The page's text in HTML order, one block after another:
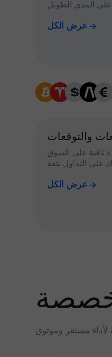
عرض الكل
والتوقعات
ثاقبة على السوق
على التداول بثقة
عرض الكل
مستقر وموثوق